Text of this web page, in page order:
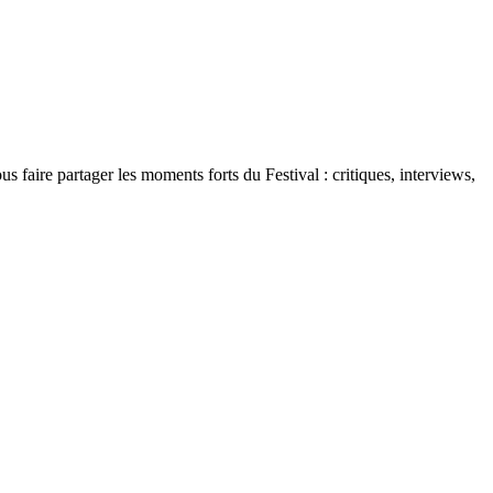
faire partager les moments forts du Festival : critiques, interviews,